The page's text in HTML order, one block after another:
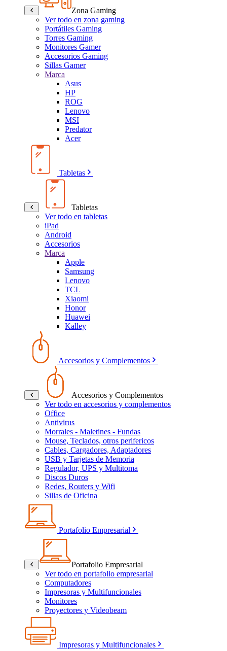
Zona Gaming
Ver todo en zona gaming
Portátiles Gaming
Torres Gaming
Monitores Gamer
Accesorios Gaming
Sillas Gamer
Marca
Asus
HP
ROG
Lenovo
MSI
Predator
Acer
Tabletas
Tabletas
Ver todo en tabletas
iPad
Android
Accesorios
Marca
Apple
Samsung
Lenovo
TCL
Xiaomi
Honor
Huawei
Kalley
Accesorios y Complementos
Accesorios y Complementos
Ver todo en accesorios y complementos
Office
Antivirus
Morrales - Maletines - Fundas
Mouse, Teclados, otros perifericos
Cables, Cargadores, Adaptadores
USB y Tarjetas de Memoria
Regulador, UPS y Multitoma
Discos Duros
Redes, Routers y Wifi
Sillas de Oficina
Portafolio Empresarial
Portafolio Empresarial
Ver todo en portafolio empresarial
Computadores
Impresoras y Multifuncionales
Monitores
Proyectores y Videobeam
Impresoras y Multifuncionales